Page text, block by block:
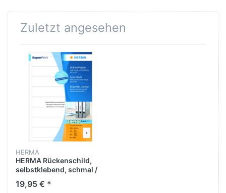
Zuletzt angesehen
HERMA
HERMA Rückenschild,
selbstklebend, schmal /
kurz, 34 x 192 mm, weiß
(800 Stück)
19,95 € *